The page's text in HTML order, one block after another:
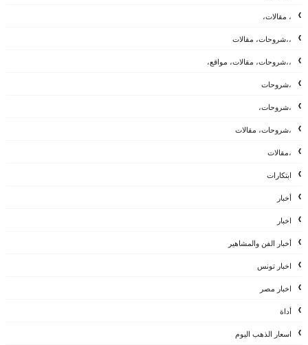
، مقالات،
،،شروحات، مقالات
،،شروحات، مقالات، مواقع،
،شروحات
،شروحات،
،شروحات، مقالات
،مقالات
ابتكارات
أخبار
اخبار
أخبار الفن والمشاهير
اخبار تونس
اخبار مصر
أداة
اسعار الذهب اليوم